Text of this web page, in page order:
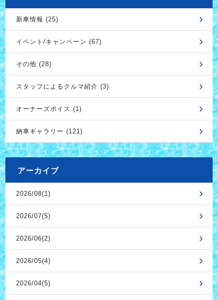
新車情報 (25)
イベント/キャンペーン (67)
その他 (28)
スタッフによるクルマ紹介 (3)
オーナーズボイス (1)
納車ギャラリー (121)
アーカイブ
2026/08(1)
2026/07(5)
2026/06(2)
2026/05(4)
2026/04(5)